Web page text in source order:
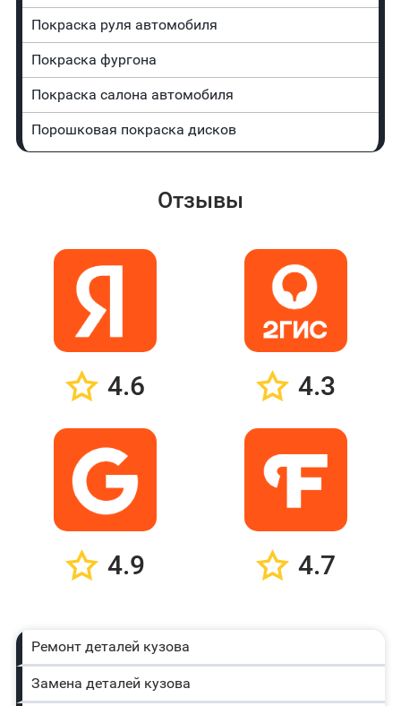
Покраска руля автомобиля
Покраска фургона
Покраска салона автомобиля
Порошковая покраска дисков
Отзывы
4.6 4.3
4.9 4.7
Ремонт деталей кузова
Замена деталей кузова